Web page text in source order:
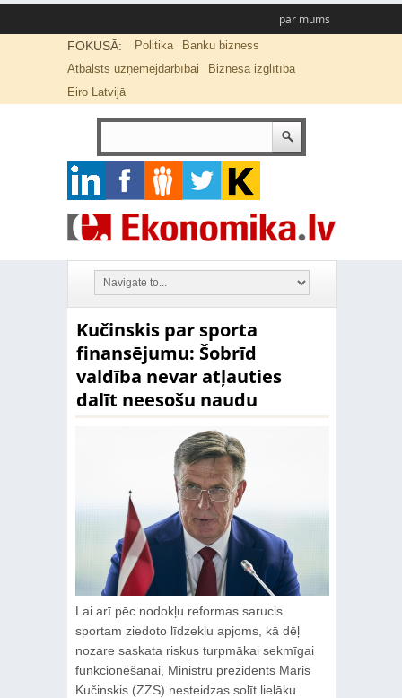
par mums
FOKUSĀ: Politika
Banku bizness
Atbalsts uzņēmējdarbībai
Biznesa izglītība
Eiro Latvijā
Kučinskis par sporta
finansējumu: Šobrīd
valdība nevar atļauties
dalīt neesošu naudu
Lai arī pēc nodokļu reformas sarucis
sportam ziedoto līdzekļu apjoms, kā dēļ
nozare saskata riskus turpmākai sekmīgai
funkcionēšanai, Ministru prezidents Māris
Kučinskis (ZZS) nesteidzas solīt lielāku